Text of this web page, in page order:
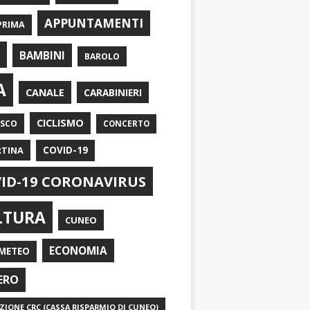
APPUNTAMENTI
BAMBINI BAROLO
CANALE CARABINIERI
CICLISMO CONCERTO
COVID-19
19 CORONAVIRUS
CUNEO
ECONOMIA
CRC (CASSA RISPARMIO DI CUNEO)